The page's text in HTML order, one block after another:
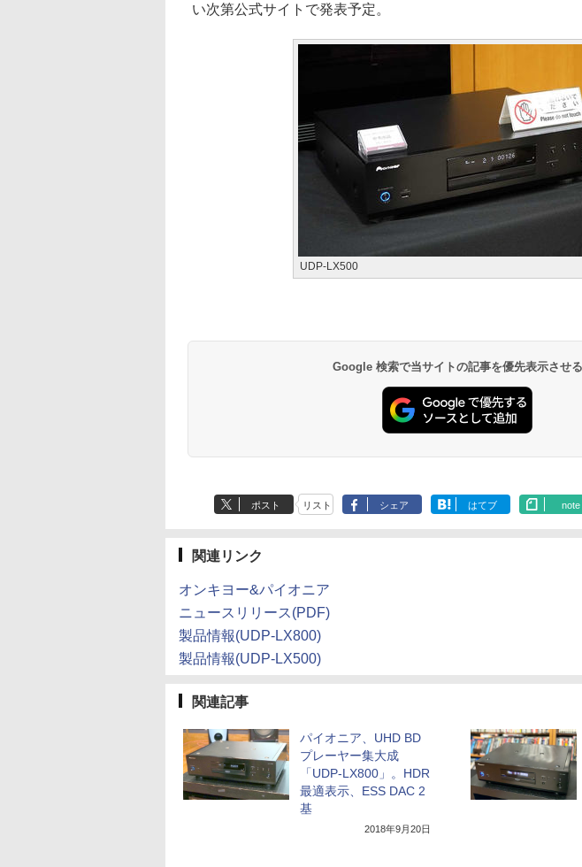
い次第公式サイトで発表予定。
UDP-LX500
Google 検索で当サイトの記事を優先表示させる
ポスト リスト シェア はてブ note
関連リンク
オンキヨー&パイオニア
ニュースリリース(PDF)
製品情報(UDP-LX800)
製品情報(UDP-LX500)
関連記事
パイオニア、UHD BD
プレーヤー集大成
「UDP-LX800」。HDR
最適表示、ESS DAC 2
基
2018年9月20日